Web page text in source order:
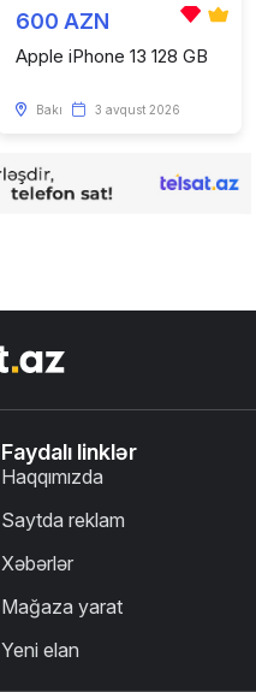
600 AZN
Apple iPhone 13 128 GB
Bakı 3 avqust 2026
Faydalı linklər
Haqqımızda
Saytda reklam
Xəbərlər
Mağaza yarat
Yeni elan